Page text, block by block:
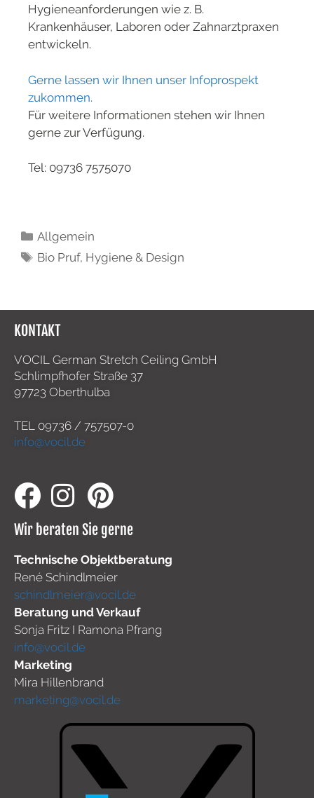
Hygieneanforderungen wie z. B.
Krankenhäuser, Laboren oder Zahnarztpraxen
entwickeln.
Gerne lassen wir Ihnen unser Infoprospekt
zukommen.
Für weitere Informationen stehen wir Ihnen
gerne zur Verfügung.
Tel: 09736 7575070
Allgemein
Bio Pruf, Hygiene & Design
KONTAKT
VOCIL German Stretch Ceiling GmbH
Schlimpfhofer Straße 37
97723 Oberthulba
TEL 09736 / 757507-0
info@vocil.de
Wir beraten Sie gerne
Technische Objektberatung
René Schindlmeier
schindlmeier@vocil.de
Beratung und Verkauf
Sonja Fritz I Ramona Pfrang
info@vocil.de
Marketing
Mira Hillenbrand
marketing@vocil.de